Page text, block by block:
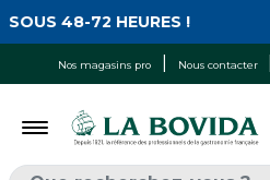
Nos magasins pro Nous contacter
48-72 HEURES !